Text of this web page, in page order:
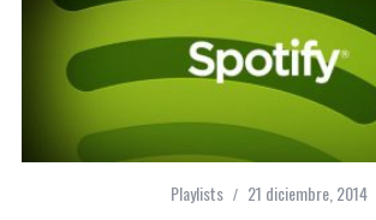
Playlists 21 diciembre, 2014